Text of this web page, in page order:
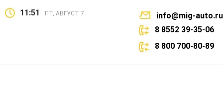
11:51 ПТ, АВГУСТ 7
info@mig-auto.ru
8 8552 39-35-06
8 800 700-80-89